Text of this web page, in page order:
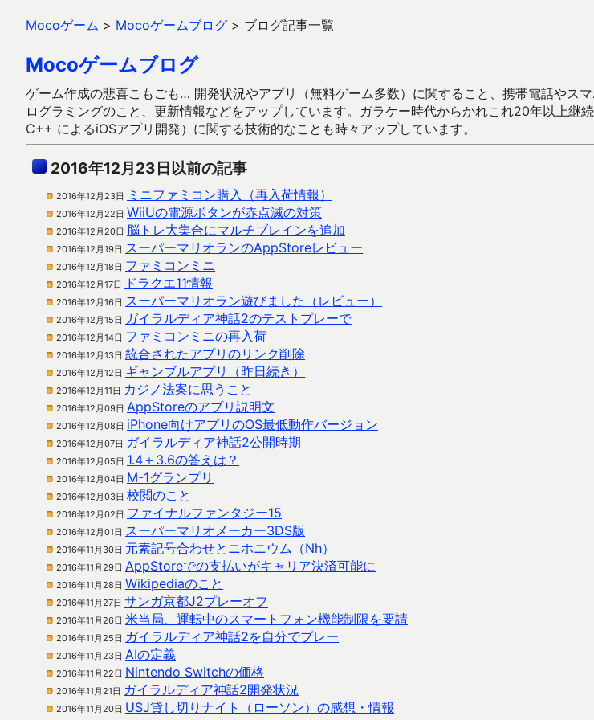
Mocoゲーム > Mocoゲームブログ > ブログ記事一覧
Mocoゲームブログ
ゲーム作成の悲喜こもごも… 開発状況やアプリ（無料ゲーム多数）に関すること、携帯電話や
ログラミングのこと、更新情報などをアップしています。ガラケー時代からかれこれ20年以上
C++ によるiOSアプリ開発）に関する技術的なことも時々アップしています。
2016年12月23日以前の記事
2016年12月23日 ミニファミコン購入（再入荷情報）
2016年12月22日 WiiUの電源ボタンが赤点滅の対策
2016年12月20日 脳トレ大集合にマルチブレインを追加
2016年12月19日 スーパーマリオランのAppStoreレビュー
2016年12月18日 ファミコンミニ
2016年12月17日 ドラクエ11情報
2016年12月16日 スーパーマリオラン遊びました（レビュー）
2016年12月15日 ガイラルディア神話2のテストプレーで
2016年12月14日 ファミコンミニの再入荷
2016年12月13日 統合されたアプリのリンク削除
2016年12月12日 ギャンブルアプリ（昨日続き）
2016年12月11日 カジノ法案に思うこと
2016年12月09日 AppStoreのアプリ説明文
2016年12月08日 iPhone向けアプリのOS最低動作バージョン
2016年12月07日 ガイラルディア神話2公開時期
2016年12月05日 1.4＋3.6の答えは？
2016年12月04日 M-1グランプリ
2016年12月03日 校閲のこと
2016年12月02日 ファイナルファンタジー15
2016年12月01日 スーパーマリオメーカー3DS版
2016年11月30日 元素記号合わせとニホニウム（Nh）
2016年11月29日 AppStoreでの支払いがキャリア決済可能に
2016年11月28日 Wikipediaのこと
2016年11月27日 サンガ京都J2プレーオフ
2016年11月26日 米当局、運転中のスマートフォン機能制限を要請
2016年11月25日 ガイラルディア神話2を自分でプレー
2016年11月23日 AIの定義
2016年11月22日 Nintendo Switchの価格
2016年11月21日 ガイラルディア神話2開発状況
2016年11月20日 USJ貸し切りナイト（ローソン）の感想・情報